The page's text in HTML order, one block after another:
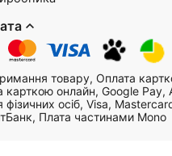
товару, Оплата
карткою онлайн, Google Pay,
фізичних осіб, Visa,
Плата частинами Mono